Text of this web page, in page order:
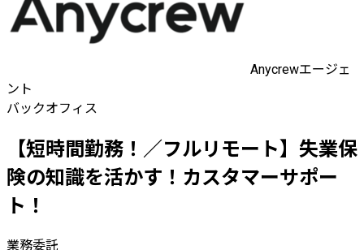
Anycrewエージェ
ント
バックオフィス
【短時間勤務！／フルリモート】失業保
険の知識を活かす！カスタマーサポー
ト！
業務委託